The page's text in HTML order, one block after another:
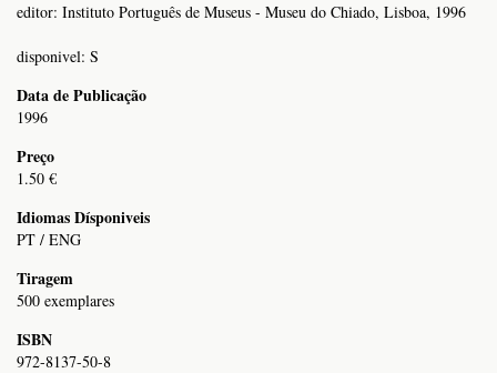
editor: Instituto Português de Museus - Museu do Chiado, Lisboa, 1996
disponivel: S
Data de Publicação
1996
Preço
1.50 €
Idiomas Dísponiveis
PT / ENG
Tiragem
500 exemplares
ISBN
972-8137-50-8